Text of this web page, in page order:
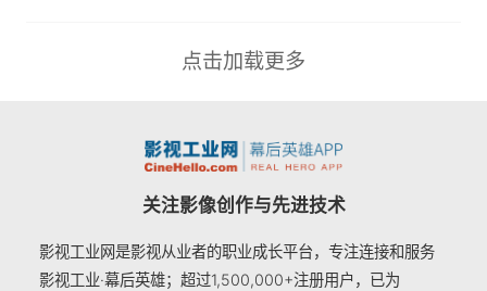
点击加载更多
关注影像创作与先进技术
影视工业网是影视从业者的职业成长平台，专注连接和服务
影视工业·幕后英雄；超过1,500,000+注册用户，已为